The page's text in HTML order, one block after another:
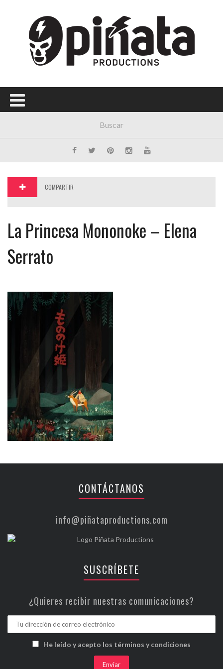
Menú Principal
PORTADA
CONCIERTOS
FESTIVALES
COMPARTIR
La Princesa Mononoke – Elena
Serrato
CONTÁCTANOS
info@piñataproductions.com
SUSCRÍBETE
¿Quieres recibir nuestras comunicaciones?
He leído y acepto los términos y condiciones